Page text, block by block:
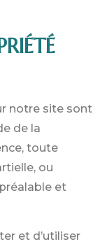
notre site sont
de la
toute
ou
et
et d’utiliser